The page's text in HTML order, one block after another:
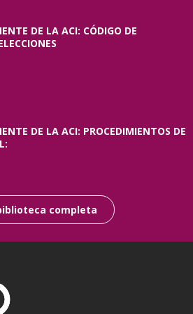
DE LA ACI: CÓDIGO DE
DE LA ACI: PROCEDIMIENTOS DE
completa